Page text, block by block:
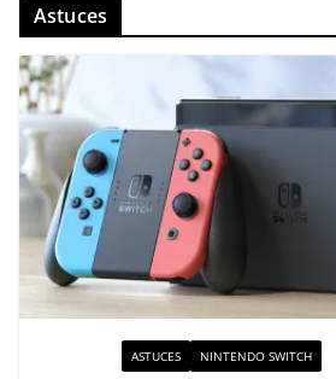
Astuces
ASTUCES NINTENDO SWITCH